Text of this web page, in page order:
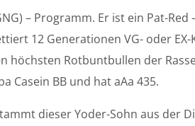
– Programm. Er ist ein Pat-Red
12 Generationen VG- oder
höchsten Rotbuntbullen der
Casein BB und hat aAa 435.
dieser Yoder-Sohn aus der